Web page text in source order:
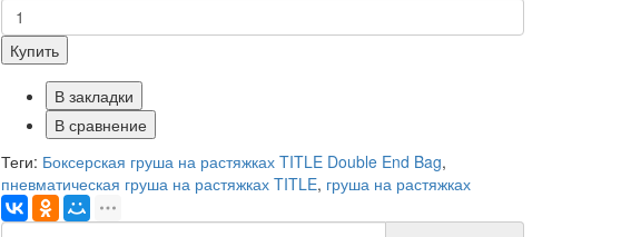
Купить
В закладки
В сравнение
Теги: Боксерская груша на растяжках TITLE Double End Bag,
пневматическая груша на растяжках TITLE, груша на растяжках